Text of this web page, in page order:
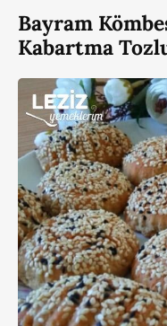
Bayram
Kabartma